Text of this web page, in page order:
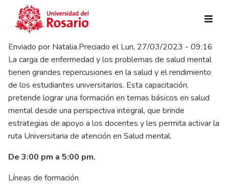
Pasar al contenido principal
Enviado por Natalia.Preciado elLun, 27/03/2023 - 09:16
La carga de enfermedad y los problemas de salud mental
tienen grandes repercusiones en la salud y el rendimiento
de los estudiantes universitarios. Esta capacitación,
pretende lograr una formación en temas básicos en salud
mental desde una perspectiva integral, que brinde
estrategias de apoyo a los docentes y les permita activar la
ruta Universitaria de atención en Salud mental.
De 3:00 pm a 5:00 pm.
Líneas de formación